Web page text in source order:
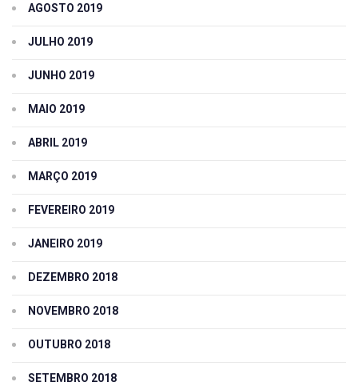
AGOSTO 2019
JULHO 2019
JUNHO 2019
MAIO 2019
ABRIL 2019
MARÇO 2019
FEVEREIRO 2019
JANEIRO 2019
DEZEMBRO 2018
NOVEMBRO 2018
OUTUBRO 2018
SETEMBRO 2018